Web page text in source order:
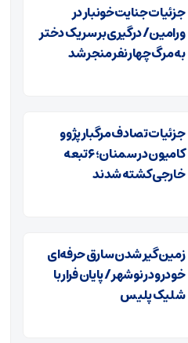
جزئیات جنایت خونبار در
ورامین/ درگیری بر سر یک دختر
به مرگ چهار نفر منجر شد
جزئیات تصادف مرگبار پژو و
کامیون در سمنان؛ ۶ تبعه
خارجی کشته شدند
زمین‌گیر شدن سارق حرفه‌ای
خودرو در نوشهر / پایان فرار با
شلیک پلیس